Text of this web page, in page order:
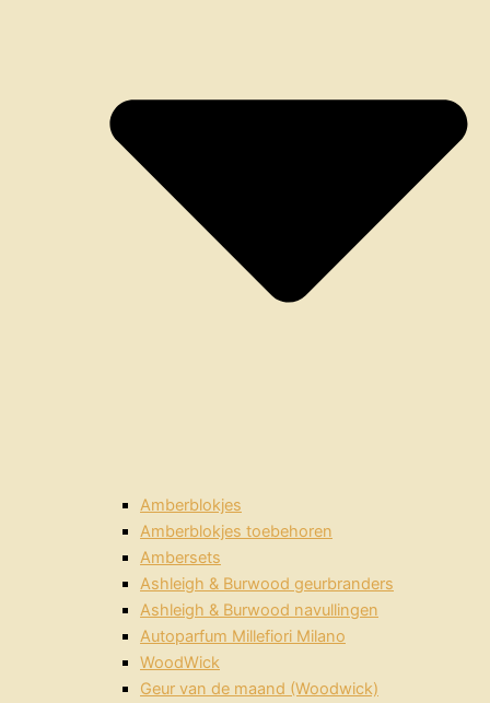
Amberblokjes
Amberblokjes toebehoren
Ambersets
Ashleigh & Burwood geurbranders
Ashleigh & Burwood navullingen
Autoparfum Millefiori Milano
WoodWick
Geur van de maand (Woodwick)